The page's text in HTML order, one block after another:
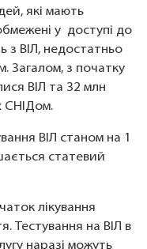
які мають
у доступі до
з ВІЛ, недостатньо
Загалом, з початку
ВІЛ та 32 млн
СНІДом.
ВІЛ станом на 1
статевий
лікування
Тестування на ВІЛ в
наразі можуть